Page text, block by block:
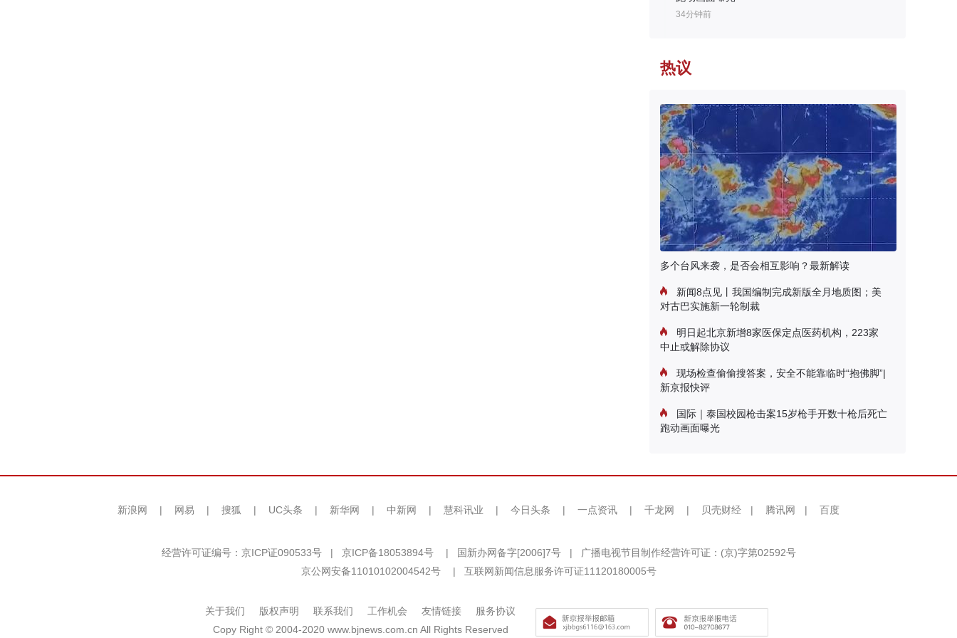
34分钟前
热议
多个台风来袭，是否会相互影响？最新解读
新闻8点见丨我国编制完成新版全月地质图；美
对古巴实施新一轮制裁
明日起北京新增8家医保定点医药机构，223家
中止或解除协议
现场检查偷偷搜答案，安全不能靠临时“抱佛脚”|
新京报快评
国际｜泰国校园枪击案15岁枪手开数十枪后死亡
跑动画面曝光
新浪网 | 网易 | 搜狐 | UC头条 | 新华网 | 中新网 | 慧科讯业 | 今日头条 | 一点资讯 | 千龙网 | 贝壳财经 | 腾讯网 | 百度
经营许可证编号：京ICP证090533号 | 京ICP备18053894号 | 国新办网备字[2006]7号 |
广播电视节目制作经营许可证：(京)字第02592号
京公网安备11010102004542号
| 互联网新闻信息服务许可证11120180005号
关于我们 版权声明 联系我们 工作机会 友情链接
服务协议
Copy Right © 2004-2020 www.bjnews.com.cn All Rights Reserved